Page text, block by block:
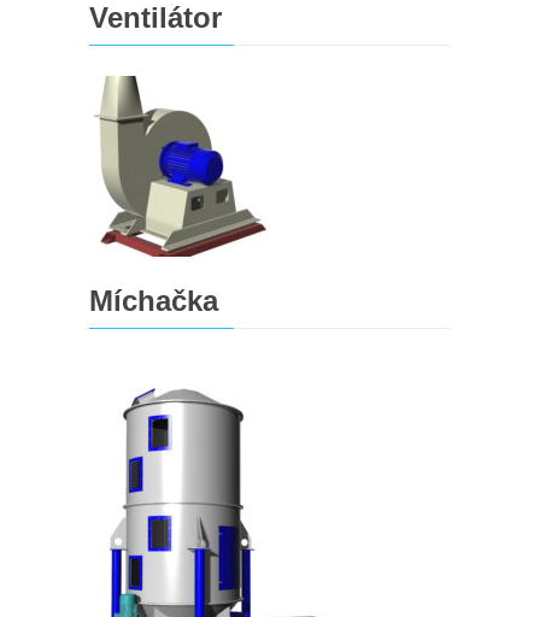
Ventilátor
Míchačka